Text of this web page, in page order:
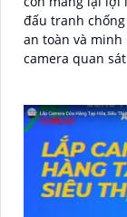
đấu tranh
an toàn và minh
camera quan